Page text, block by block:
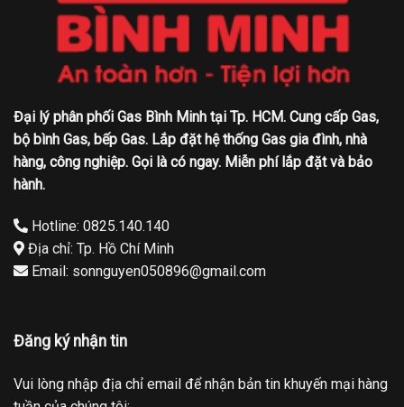
Đại lý phân phối Gas Bình Minh tại Tp. HCM. Cung cấp Gas,
bộ bình Gas, bếp Gas. Lắp đặt hệ thống Gas gia đình, nhà
hàng, công nghiệp. Gọi là có ngay. Miễn phí lắp đặt và bảo
hành.
Hotline: 0825.140.140
Địa chỉ: Tp. Hồ Chí Minh
Email: sonnguyen050896@gmail.com
Đăng ký nhận tin
Vui lòng nhập địa chỉ email để nhận bản tin khuyến mại hàng